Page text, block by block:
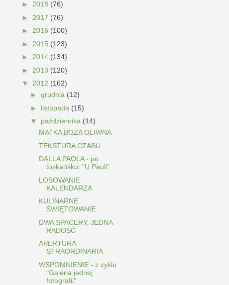
► 2018 (76)
► 2017 (76)
► 2016 (100)
► 2015 (123)
► 2014 (134)
► 2013 (120)
▼ 2012 (162)
► grudnia (12)
► listopada (15)
▼ października (14)
MATKA BOŻA OLIWNA
TEKSTURA CZASU
DALLA PAOLA - po
toskańsku: "U Pauli"
LOSOWANIE
KALENDARZA
KULINARNE
ŚWIĘTOWANIE
DWA SPACERY, JEDNA
RADOŚĆ
APERTURA
STRAORDINARIA
WSPOMNIENIE - z cyklu
"Galeria jednej
fotografii"